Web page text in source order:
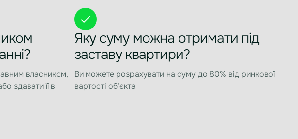
власником,
здавати її в
Яку суму можна отримати під
заставу квартири?
Ви можете розрахувати на суму до 80% від ринкової
вартості об’єкта